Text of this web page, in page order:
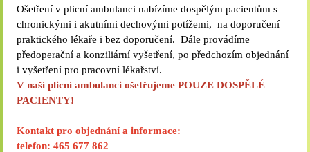
Ošetření v plicní ambulanci nabízíme dospělým pacientům s
chronickými i akutními dechovými potížemi, na doporučení
praktického lékaře i bez doporučení. Dále provádíme
předoperační a konziliární vyšetření, po předchozím objednání
i vyšetření pro pracovní lékařství.
V naší plicní ambulanci ošetřujeme POUZE DOSPĚLÉ
PACIENTY!
Kontakt pro objednání a informace:
telefon: 465 677 862